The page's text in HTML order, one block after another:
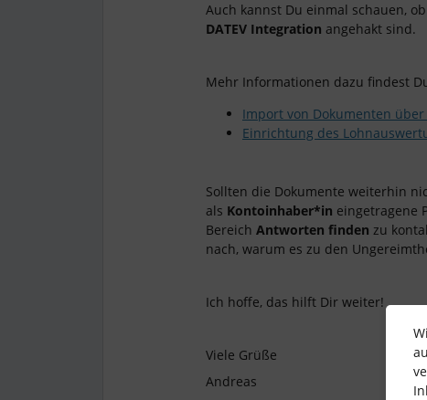
Auch kannst Du einmal schauen,
DATEV Integration angehakt sind.
Mehr Informationen dazu findest
Import von Dokumenten
Einrichtung des
Sollten die Dokumente weiterhin
als Kontoinhaber*in eingetragene
Bereich Antworten finden zu
nach, warum es zu den
Ich hoffe, das hilft Dir weiter!
Viele Grüße
Andreas